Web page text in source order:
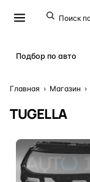
Подбор по авто
Главная › Магазин ›
TUGELLA